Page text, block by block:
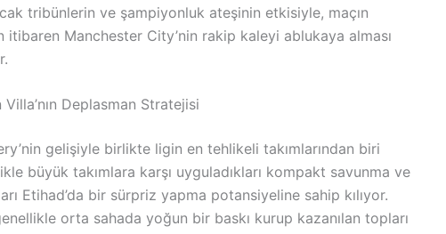
tribünlerin ve şampiyonluk ateşinin etkisiyle, maçın
itibaren Manchester City’nin rakip kaleyi ablukaya alması
Deplasman Stratejisi
gelişiyle birlikte ligin en tehlikeli takımlarından biri
büyük takımlara karşı uyguladıkları kompakt savunma ve
Etihad’da bir sürpriz yapma potansiyeline sahip kılıyor.
orta sahada yoğun bir baskı kurup kazanılan topları